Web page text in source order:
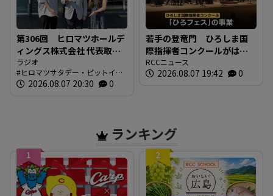
第306回 ヒロマツホールデ
ィングス株式会社 代表取締
役社長 槙本良二さん 前編
【ヒロマツ サタデー・ピッ
トイン】
ラジオ
ヒロマツサタデー・ピットイン
ブログ2026.08.07 20:30 0
若手の登竜門 ひろしま国
際指揮者コンクールがはじ
まる 表現力や指揮の技術
を競う 広島市
RCCニュース
2026.08.07 19:42 0
ランキング
1 2